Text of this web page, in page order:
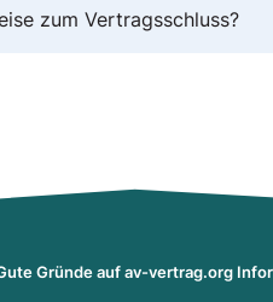
zum Vertragsschluss?
Gründe auf av-vertrag.org